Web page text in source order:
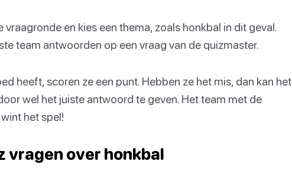
vraagronde en kies een thema, zoals honkbal in dit geval.
team antwoorden op een vraag van de quizmaster.
heeft, scoren ze een punt. Hebben ze het mis, dan kan het
wel het juiste antwoord te geven. Het team met de
het spel!
vragen over honkbal